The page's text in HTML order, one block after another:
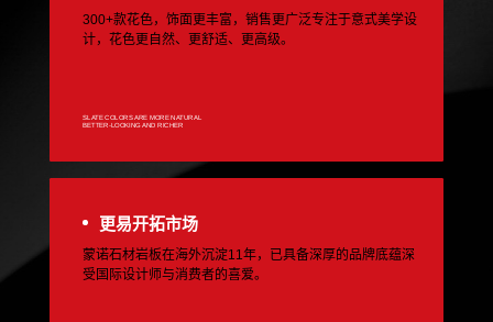
300+款花色，饰面更丰富，销售更广泛专注于意式美学设
计，花色更自然、更舒适、更高级。
SLATE COLORS ARE MORE NATURAL
BETTER-LOOKING AND RICHER
更易开拓市场
蒙诺石材岩板在海外沉淀11年，已具备深厚的品牌底蕴深
受国际设计师与消费者的喜爱。